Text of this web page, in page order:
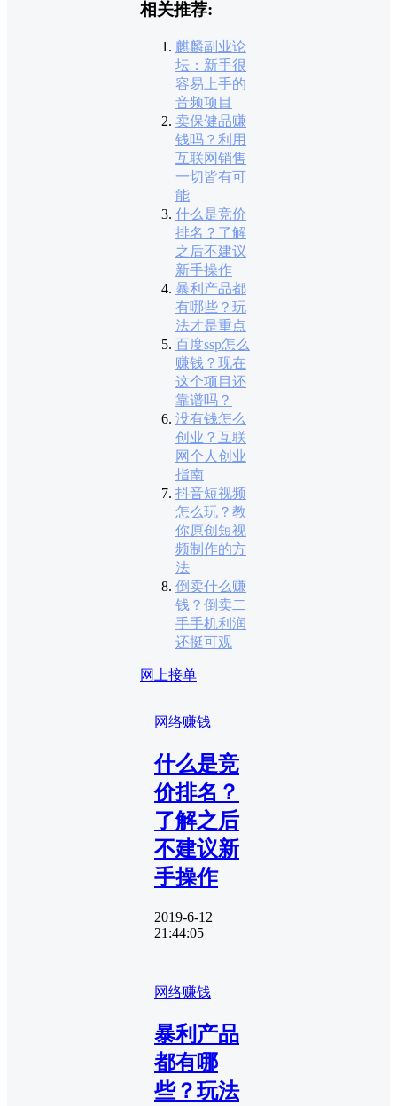
相关推荐:
麒麟副业论
坛：新手很
容易上手的
音频项目
卖保健品赚
钱吗？利用
互联网销售
一切皆有可
能
什么是竞价
排名？了解
之后不建议
新手操作
暴利产品都
有哪些？玩
法才是重点
百度ssp怎么
赚钱？现在
这个项目还
靠谱吗？
没有钱怎么
创业？互联
网个人创业
指南
抖音短视频
怎么玩？教
你原创短视
频制作的方
法
倒卖什么赚
钱？倒卖二
手手机利润
还挺可观
网上接单
网络赚钱
什么是竞
价排名？
了解之后
不建议新
手操作
2019-6-12
21:44:05
网络赚钱
暴利产品
都有哪
些？玩法